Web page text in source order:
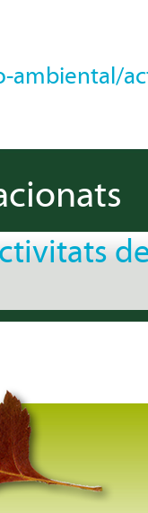
ambiental/